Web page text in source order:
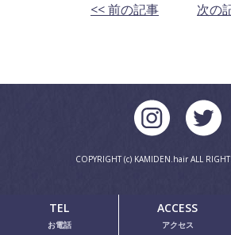
<< 前の記事 次の
TEL
お電話
ACCESS
アクセス
COPYRIGHT (c) KAMIDEN.hair ALL